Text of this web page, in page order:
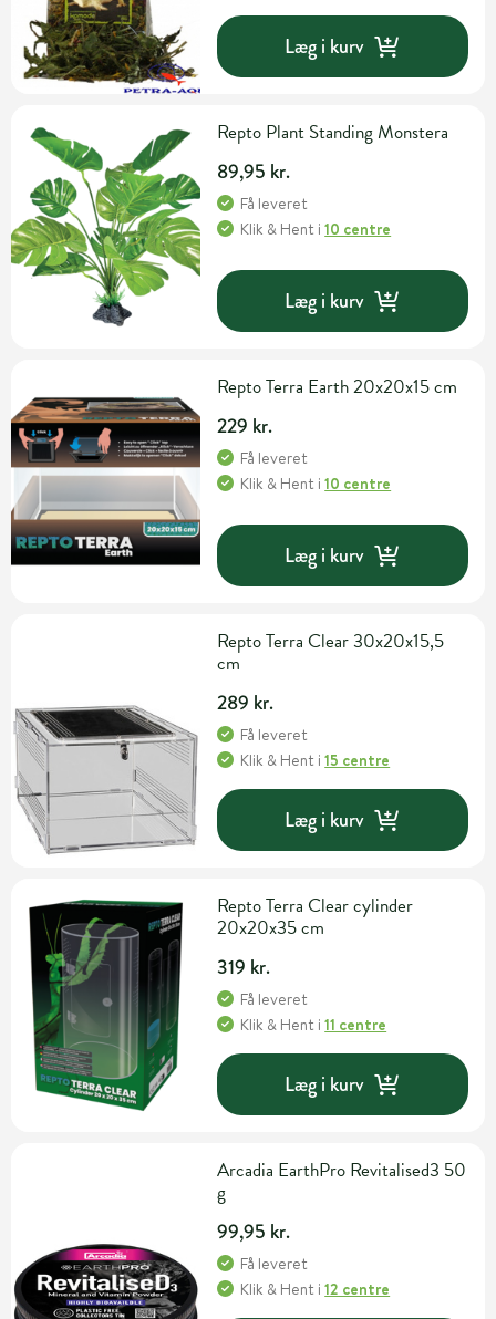
Læg i kurv
Repto Plant Standing Monstera
89,95 kr.
Få leveret
Klik & Hent i10 centre
Læg i kurv
Repto Terra Earth 20x20x15 cm
229 kr.
Få leveret
Klik & Hent i10 centre
Læg i kurv
Repto Terra Clear 30x20x15,5
cm
289 kr.
Få leveret
Klik & Hent i15 centre
Læg i kurv
Repto Terra Clear cylinder
20x20x35 cm
319 kr.
Få leveret
Klik & Hent i11 centre
Læg i kurv
Arcadia EarthPro Revitalised3 50
g
99,95 kr.
Få leveret
Klik & Hent i12 centre